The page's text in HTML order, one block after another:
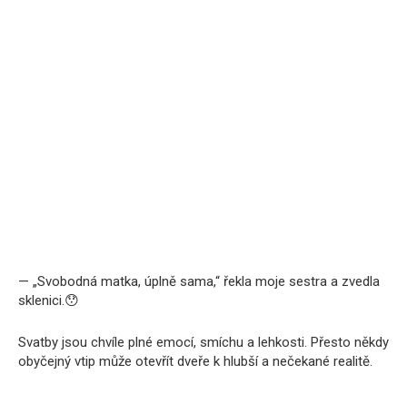
— „Svobodná matka, úplně sama,“ řekla moje sestra a zvedla
sklenici.😯
Svatby jsou chvíle plné emocí, smíchu a lehkosti. Přesto někdy
obyčejný vtip může otevřít dveře k hlubší a nečekané realitě.